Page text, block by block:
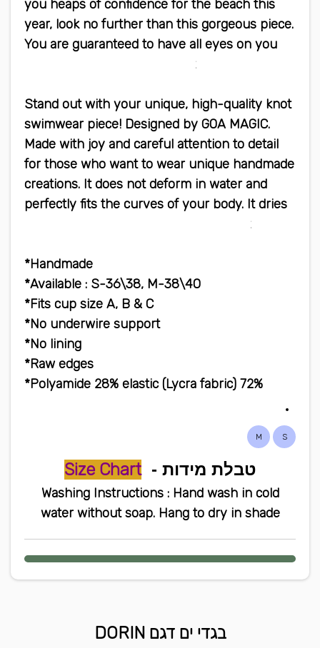
you heaps of confidence for the beach this
year, look no further than this gorgeous piece.
You are guaranteed to have all eyes on you
Stand out with your unique, high-quality knot
swimwear piece! Designed by GOA MAGIC.
Made with joy and careful attention to detail
for those who want to wear unique handmade
creations. It does not deform in water and
perfectly fits the curves of your body. It dries
Fits cup size A, B & C*
No underwire support*
S
M
טבלת מידות -Size Chart
Washing Instructions : Hand wash in cold
water without soap. Hang to dry in shade
בגדי ים דגם DORIN